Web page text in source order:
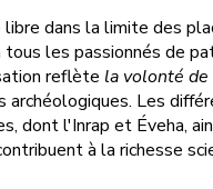
dans la limite des
les passionnés de
reflète la volonté
archéologiques. Les
dont l'Inrap et Éveha,
à la richesse